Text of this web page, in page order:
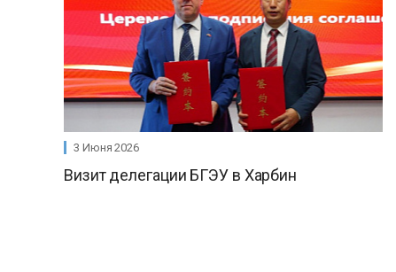
3 Июня 2026
Визит делегации БГЭУ в Харбин